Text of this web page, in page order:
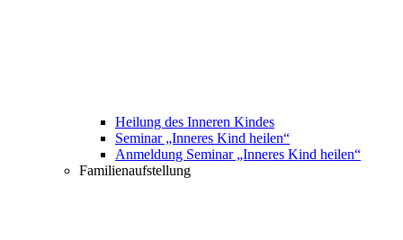
Heilung des Inneren Kindes
Seminar „Inneres Kind heilen“
Anmeldung Seminar „Inneres Kind heilen“
Familienaufstellung